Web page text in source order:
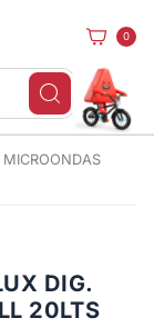
0
MICROONDAS
DIG.
20LTS